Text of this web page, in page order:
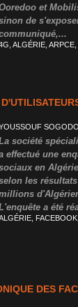
et
de
ALGÉRIE ARPCE
société
effectué une
en
les
a été
FACEBOOK
DES